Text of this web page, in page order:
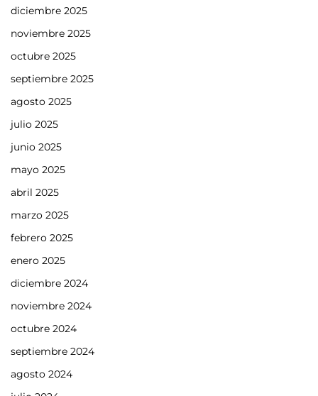
diciembre 2025
noviembre 2025
octubre 2025
septiembre 2025
agosto 2025
julio 2025
junio 2025
mayo 2025
abril 2025
marzo 2025
febrero 2025
enero 2025
diciembre 2024
noviembre 2024
octubre 2024
septiembre 2024
agosto 2024